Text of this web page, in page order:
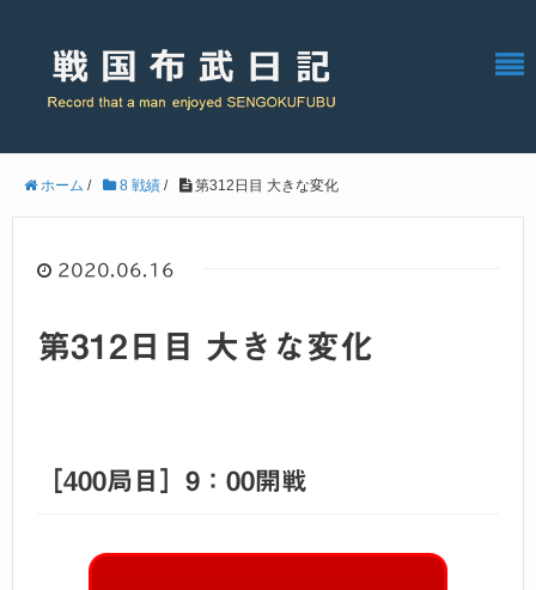
ホーム / 8 戦績 / 第312日目 大きな変化
2020.06.16
第312日目 大きな変化
［400局目］9：00開戦